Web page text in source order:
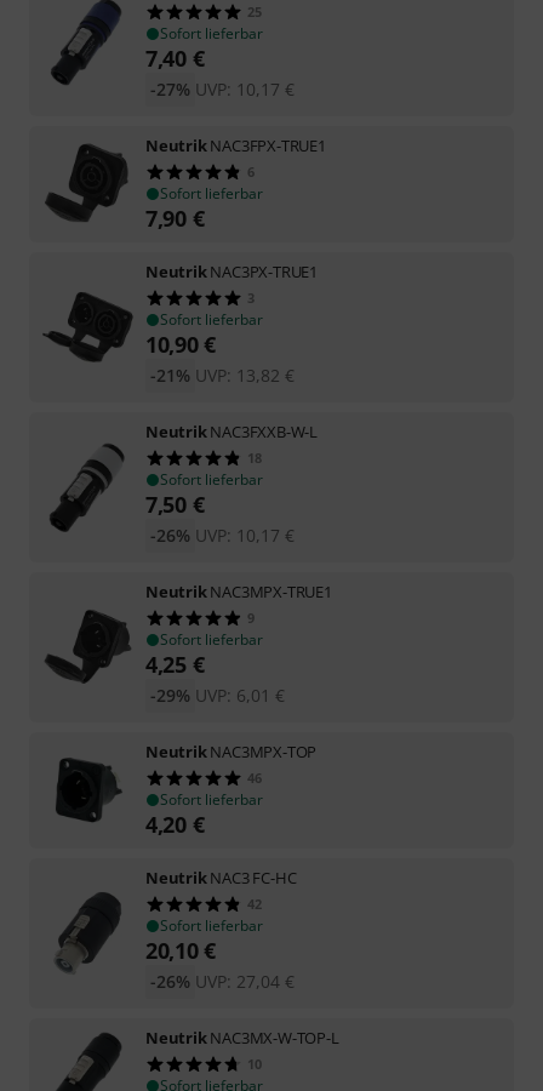
25
Sofort lieferbar
7,40 €
UVP: 10,17 €
-27%
NeutrikNAC3FPX-TRUE1
6
Sofort lieferbar
7,90 €
NeutrikNAC3PX-TRUE1
3
Sofort lieferbar
10,90€
UVP: 13,82 €
-21%
NeutrikNAC3FXXB-W-L
18
Sofort lieferbar
7,50 €
UVP: 10,17 €
-26%
NeutrikNAC3MPX-TRUE1
9
Sofort lieferbar
4,25 €
UVP: 6,01 €
-29%
NeutrikNAC3MPX-TOP
46
Sofort lieferbar
4,20 €
NeutrikNAC3 FC-HC
42
Sofort lieferbar
20,10€
UVP: 27,04 €
-26%
NeutrikNAC3MX-W-TOP-L
10
Sofort lieferbar